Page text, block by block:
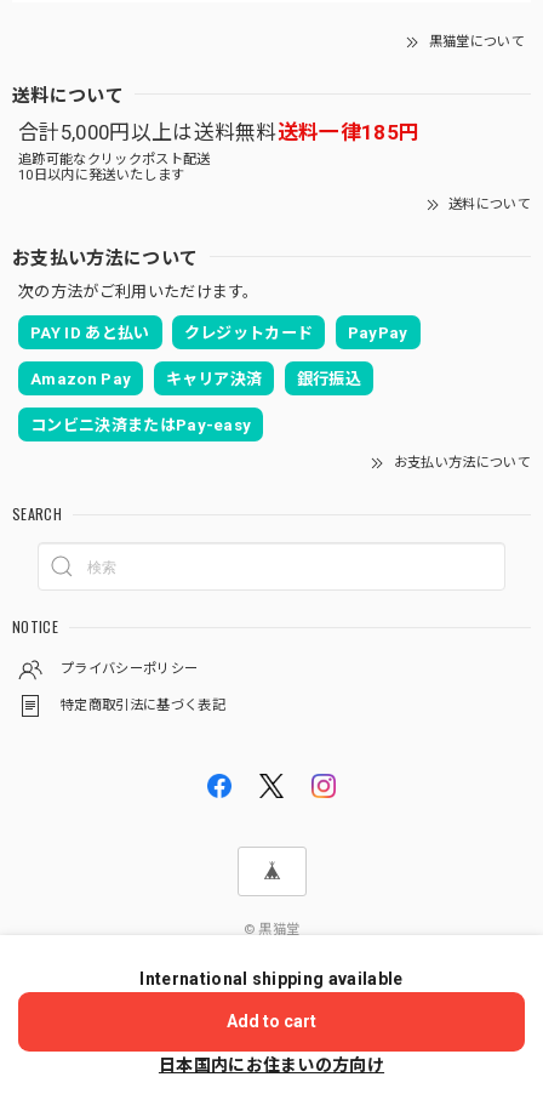
黒猫堂について
送料について
合計5,000円以上は送料無料送料一律185円
追跡可能なクリックポスト配送
10日以内に発送いたします
送料について
お支払い方法について
次の方法がご利用いただけます。
PAY ID あと払い クレジットカード PayPay
Amazon Pay キャリア決済 銀行振込
コンビニ決済またはPay-easy
お支払い方法について
SEARCH
NOTICE
プライバシーポリシー
特定商取引法に基づく表記
© 黒猫堂
International shipping available
Add to cart
日本国内にお住まいの方向け
ショップに質問する